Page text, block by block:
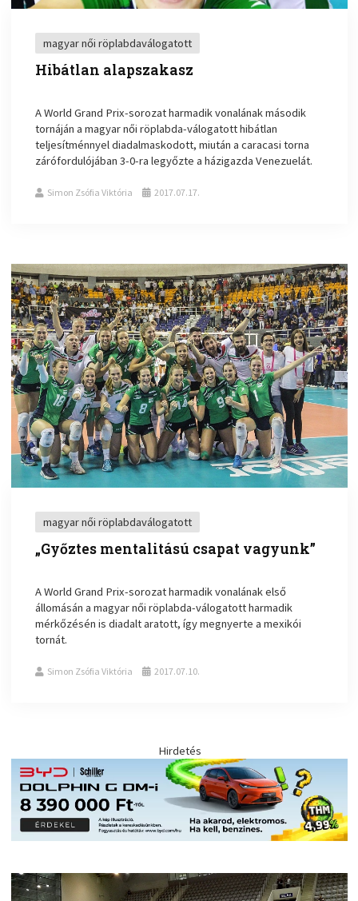
magyar női röplabdaválogatott
Hibátlan alapszakasz
A World Grand Prix-sorozat harmadik vonalának második
tornáján a magyar női röplabda-válogatott hibátlan
teljesítménnyel diadalmaskodott, miután a caracasi torna
zárófordulójában 3-0-ra legyőzte a házigazda Venezuelát.
Simon Zsófia Viktória 2017.07.17.
magyar női röplabdaválogatott
„Győztes mentalitású csapat vagyunk”
A World Grand Prix-sorozat harmadik vonalának első
állomásán a magyar női röplabda-válogatott harmadik
mérkőzésén is diadalt aratott, így megnyerte a mexikói
tornát.
Simon Zsófia Viktória 2017.07.10.
Hirdetés